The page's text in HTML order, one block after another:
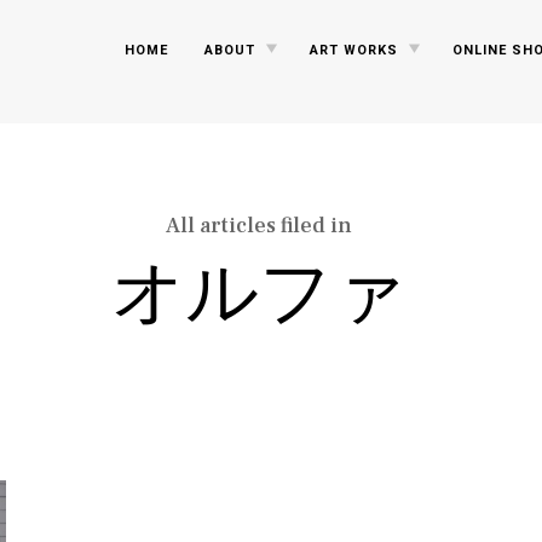
HOME ABOUT TOGGLE
CHILD
ART WORKS TOGGLE
CHILD
ONLINE
All articles filed in
オルファ